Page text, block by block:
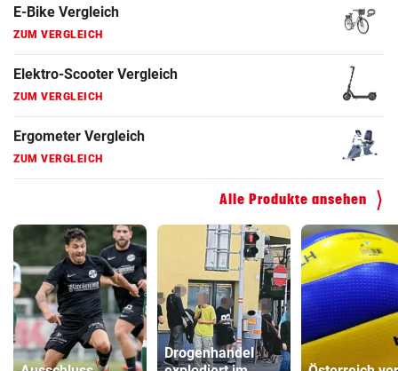
ZUM VERGLEICH
Fahrradanhänger Vergleich
ZUM VERGLEICH
ZUM VERGLEICH
Kinderfahrrad Vergleich
ZUM VERGLEICH
Alle Produkte ansehen
Drogenhandel